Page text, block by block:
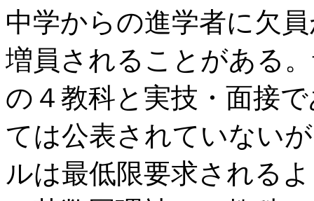
中学からの進学者に欠
増員されることがある
の４教科と実技・面接
ては公表されていない
ルは最低限要求される